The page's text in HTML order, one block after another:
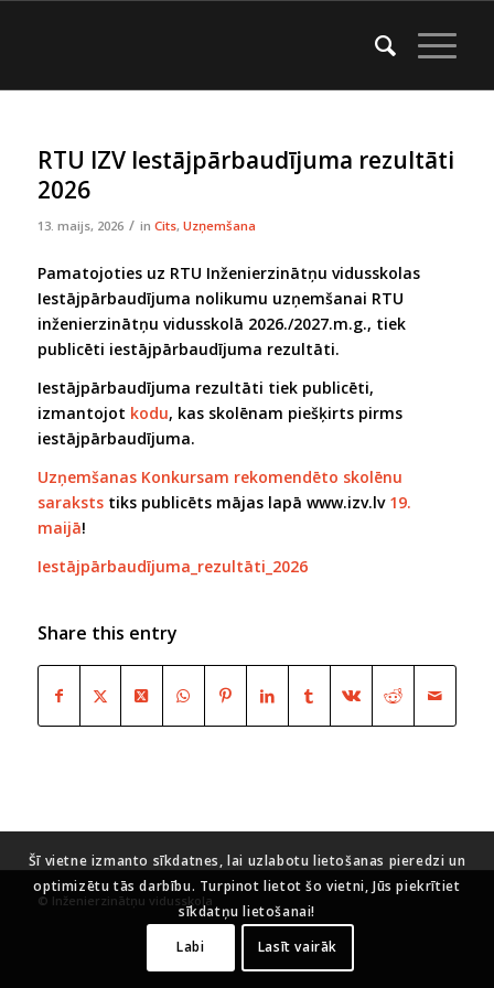
RTU IZV Iestājpārbaudījuma rezultāti
2026
13. maijs, 2026 / in Cits, Uzņemšana
Pamatojoties uz RTU Inženierzinātņu vidusskolas
Iestājpārbaudījuma nolikumu uzņemšanai RTU
inženierzinātņu vidusskolā 2026./2027.m.g., tiek
publicēti iestājpārbaudījuma rezultāti.
Iestājpārbaudījuma rezultāti tiek publicēti,
izmantojot kodu, kas skolēnam piešķirts pirms
iestājpārbaudījuma.
Uzņemšanas Konkursam rekomendēto skolēnu
sarakststiks publicēts mājas lapā www.izv.lv 19.
maijā!
Iestājpārbaudījuma_rezultāti_2026
Share this entry
© Inženierzinātņu vidusskola
Šī vietne izmanto sīkdatnes, lai uzlabotu lietošanas pieredzi un
optimizētu tās darbību. Turpinot lietot šo vietni, Jūs piekrītiet
sīkdatņu lietošanai!
Labi
Lasīt vairāk